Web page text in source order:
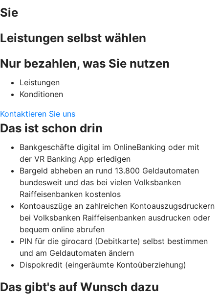
Sie
Leistungen selbst wählen
Nur bezahlen, was Sie nutzen
Leistungen
Konditionen
Kontaktieren Sie uns
Das ist schon drin
Bankgeschäfte digital im OnlineBanking oder mit
der VR Banking App erledigen
Bargeld abheben an rund 13.800 Geldautomaten
bundesweit und das bei vielen Volksbanken
Raiffeisenbanken kostenlos
Kontoauszüge an zahlreichen Kontoauszugsdruckern
bei Volksbanken Raiffeisenbanken ausdrucken oder
bequem online abrufen
PIN für die girocard (Debitkarte) selbst bestimmen
und am Geldautomaten ändern
Dispokredit (eingeräumte Kontoüberziehung)
Das gibt's auf Wunsch dazu